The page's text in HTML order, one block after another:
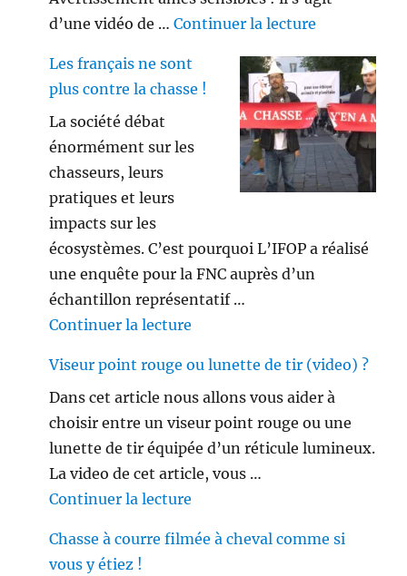
d’une vidéo de …Continuer la lecture
Les français ne sont
plus contre la chasse !
La société débat
énormément sur les
chasseurs, leurs
pratiques et leurs
impacts sur les
écosystèmes. C’est pourquoi L’IFOP a réalisé
une enquête pour la FNC auprès d’un
échantillon représentatif …
Continuer la lecture
Viseur point rouge ou lunette de tir (video) ?
Dans cet article nous allons vous aider à
choisir entre un viseur point rouge ou une
lunette de tir équipée d’un réticule lumineux.
La video de cet article, vous …
Continuer la lecture
Chasse à courre filmée à cheval comme si
vous y étiez !